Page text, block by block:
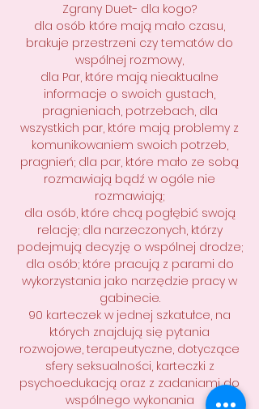
Zgrany Duet- dla kogo?
dla osób które mają mało czasu,
brakuje przestrzeni czy tematów do
wspólnej rozmowy,
dla Par, które mają nieaktualne
informacje o swoich gustach,
pragnieniach, potrzebach, dla
wszystkich par, które mają problemy z
komunikowaniem swoich potrzeb,
pragnień; dla par, które mało ze sobą
rozmawiają bądź w ogóle nie
rozmawiają;
dla osób, które chcą pogłębić swoją
relację; dla narzeczonych, którzy
podejmują decyzję o wspólnej drodze;
dla osób; które pracują z parami do
wykorzystania jako narzędzie pracy w
gabinecie.
90 karteczek w jednej szkatułce, na
których znajdują się pytania
rozwojowe, terapeutyczne, dotyczące
sfery seksualności, karteczki z
psychoedukacją oraz z zadaniami do
wspólnego wykonania